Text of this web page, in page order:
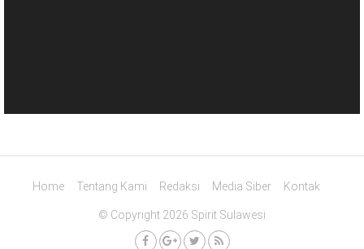
Home Tentang Kami Redaksi Media Siber Kontak
© Copyright 2026 Spirit Sulawesi